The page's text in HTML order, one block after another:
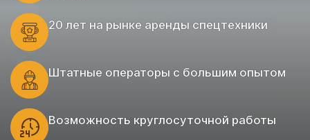
20 лет на рынке аренды спецтехники
Штатные операторы с большим опытом
Возможность круглосуточной работы